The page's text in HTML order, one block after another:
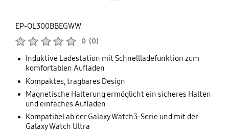
EP-OL300BBEGWW
0 (0)
Induktive Ladestation mit Schnellladefunktion zum
komfortablen Aufladen
Kompaktes, tragbares Design
Magnetische Halterung ermöglicht ein sicheres Halten
und einfaches Aufladen
Kompatibel ab der Galaxy Watch3-Serie und mit der
Galaxy Watch Ultra